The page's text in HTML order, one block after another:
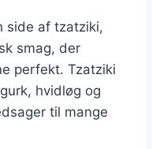
side af tzatziki,
smag, der
perfekt. Tzatziki
hvidløg og
til mange